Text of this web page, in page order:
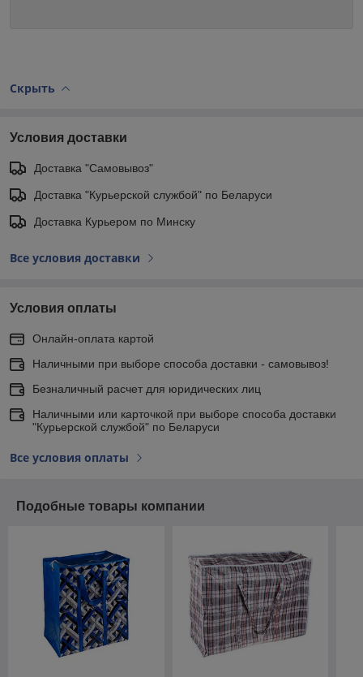
Скрыть
Условия доставки
Доставка "Самовывоз"
Доставка "Курьерской службой" по Беларуси
Доставка Курьером по Минску
Все условия доставки
Условия оплаты
Онлайн-оплата картой
Наличными при выборе способа доставки - самовывоз!
Безналичный расчет для юридических лиц
Наличными или карточкой при выборе способа доставки
"Курьерской службой" по Беларуси
Все условия оплаты
Подобные товары компании